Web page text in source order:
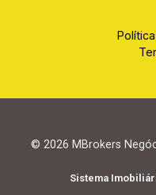
© 2026 MBrokers
Sistema